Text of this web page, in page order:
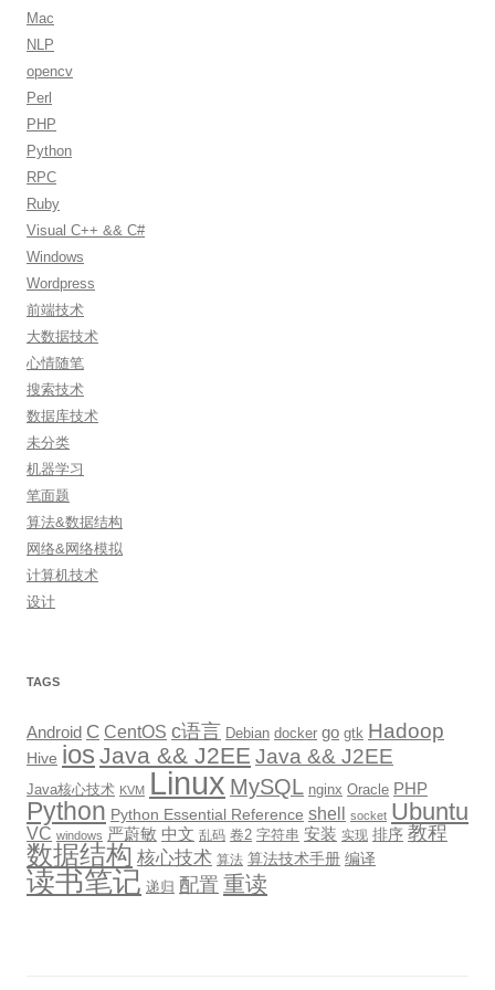
Mac
NLP
opencv
Perl
PHP
Python
RPC
Ruby
Visual C++ && C#
Windows
Wordpress
前端技术
大数据技术
心情随笔
搜索技术
数据库技术
未分类
机器学习
笔面题
算法&数据结构
网络&网络模拟
计算机技术
设计
TAGS
Android C CentOS c语言 Debian docker go gtk Hadoop
Hive ios Java && J2EE Java && J2EE
Java核心技术 KVM Linux MySQL nginx Oracle PHP
Python Python Essential Reference shell socket Ubuntu
VC windows 严蔚敏 中文 乱码 卷2 字符串 安装 实现 排序 教程
数据结构 核心技术 算法 算法技术手册 编译
读书笔记 递归 配置 重读